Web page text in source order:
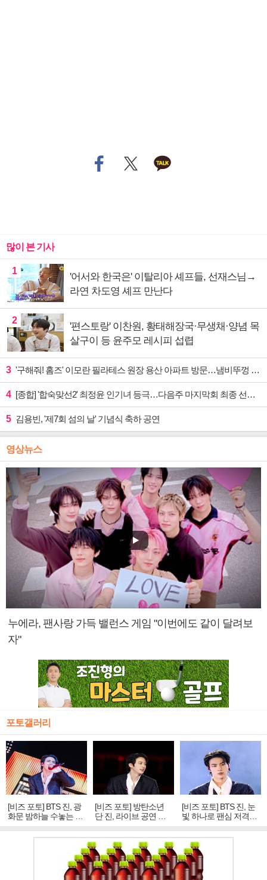
많이 본 기사
1
'어서와 한국은' 이탈리아 셰프들, 선재스님→
라연 차도영 셰프 만난다
2
'편스토랑' 이찬원, 황태해장국·무생채·양념 목
살구이 등 윤주모 레시피 섭렵
3 '구해줘! 홈즈' 이모란 필라테스 원장 용산 아파트 방문…냄비뚜껑 운동법 소개
4 [종합] '합숙맞선2' 최정윤 인기녀 등극…다음주 마지막회 최종 선택 예고
5 김용빈, '제7회 섬의 날' 기념식 축하 공연
영상뉴스
누에라, 팬사랑 가득 밸런스 게임 "이번에도 같이 달려보
자"
포토갤러리
[비즈 포토] BTS 진, 광
화문 밤하늘 수놓는 '비
주얼 킹'의 열창
[비즈 포토] 방탄소년
단 진, 라이브 공연 중
빛나는 독보적 아우라
[비즈 포토] BTS 진, 눈
빛 하나로 팬심 저격…
독보적 카리스마